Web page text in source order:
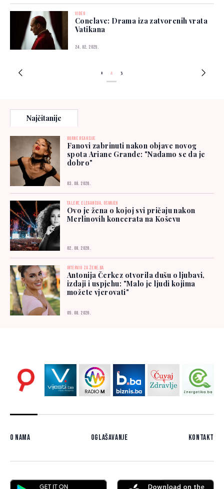
VIDEO
Conclave: Drama iza zatvorenih vrata
Vatikana
24. 02. 2025.
1 2 3
Najčitanije
BURNE REAKCIJE
Fanovi zabrinuti nakon objave novog
spota Ariane Grande: "Nadamo se da je
dobro"
03. 08. 2026.
TALENT, ELEGANCIJA, OSMIJEH
Ovo je žena o kojoj svi pričaju nakon
Merlinovih koncerata na Koševu
02. 08. 2026.
INTERVJU ZA ŽENE.BA
Antonija Čerkez otvorila dušu o ljubavi,
izdaji i uspjehu: "Malo je ljudi kojima
možete vjerovati"
05. 08. 2026.
O nama Oglašavanje Kontakt